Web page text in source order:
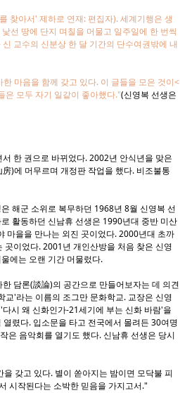
찾아서' 제하로 연재: 편집자). 세계기행은 생
선 땅에 단지 며칠을 머물고 일주일에 한 번씩
교수의 신분상 한 달 기간의 단수여권밖에 내
마음을 함께 갖고 있다. 이 글들을 모은 것이<
은 모두 자기 일같이 좋아했다."(신영복 선생은
한 권으로 바뀌었다. 2002년 안식년을 맞은
)에 머무르며 개정판 작업을 했다. 비조불통
해군 소위로 복무하던 1968년 8월 신영복 선
활동하던 신남휴 선생은 1990년대 중반 미산
마을을 만나는 외진 곳이었다. 2000년대 초까
이었다. 2001년 개인산방을 처음 찾은 신영
에는 오랜 기간 머물렀다.
담론(談論)의 공간으로 만들어보자는 데 의견
'라는 이름의 조그만 문화학교. 교장은 신영
시 왜 신화인가-21세기에 부는 신화 바람'을
렸다. 입소문을 타고 전국에서 몰려든 30여명
은 음악회를 열기도 했다. 신남휴 선생은 당시
갖고 있다. 별이 쏟아지는 밤이면 모닥불 피
시작된다는 소박한 믿음을 가지고서."